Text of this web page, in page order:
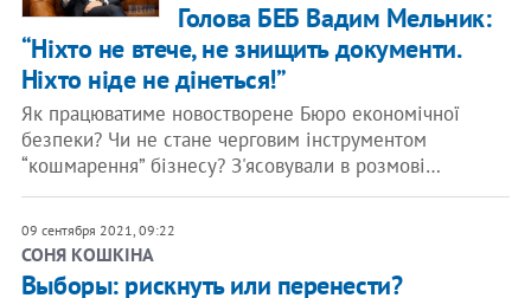
Голова БЕБ Вадим Мельник:
“Ніхто не втече, не знищить документи.
Ніхто ніде не дінеться!”
Як працюватиме новостворене Бюро економічної
безпеки? Чи не стане черговим інструментом
“кошмарення” бізнесу? З'ясовували в розмові…
09 сентября 2021, 09:22
СОНЯ КОШКІНА
Выборы: рискнуть или перенести?